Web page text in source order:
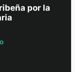
por la